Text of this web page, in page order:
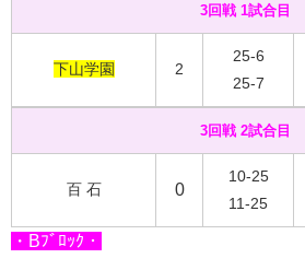
3回戦 1試合目
下山学園 2
25-6
25-7
3回戦 2試合目
百 石 0
10-25
11-25
・Bﾌﾞﾛｯｸ・